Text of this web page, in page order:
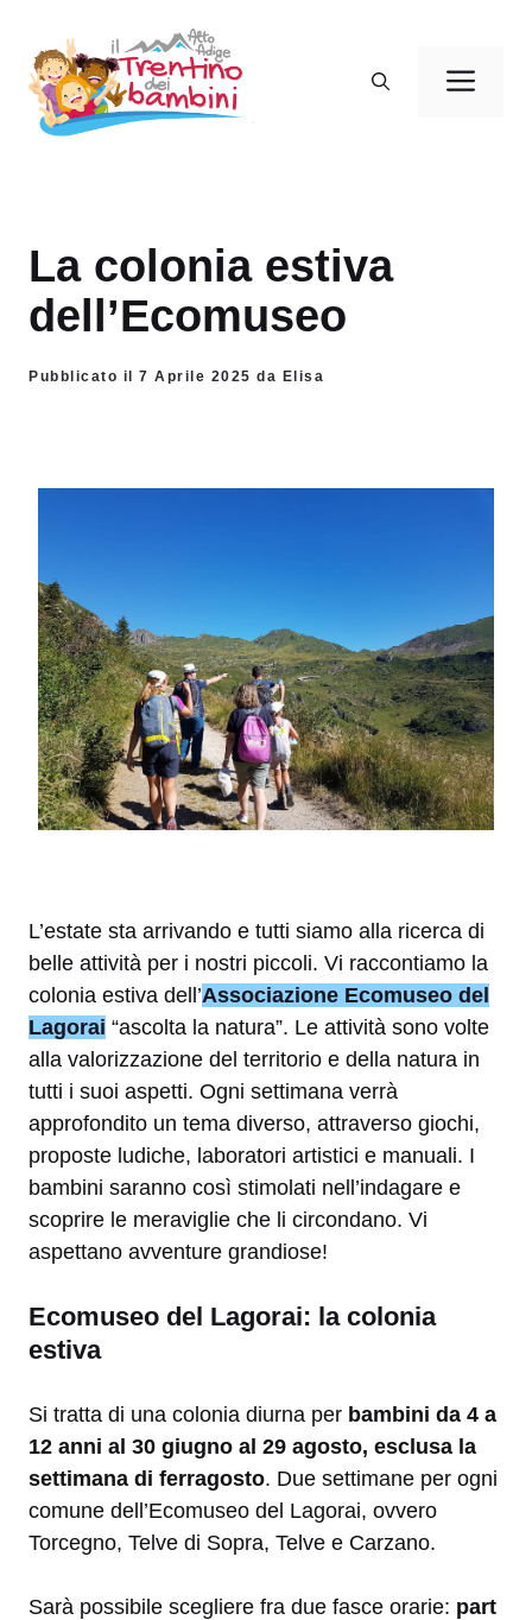
contenuto
La colonia estiva
dell’Ecomuseo
Pubblicato il 7 Aprile 2025 da Elisa
L’estate sta arrivando e tutti siamo alla ricerca di
belle attività per i nostri piccoli. Vi raccontiamo la
colonia estiva dell’Associazione Ecomuseo del
Lagorai “ascolta la natura”. Le attività sono volte
alla valorizzazione del territorio e della natura in
tutti i suoi aspetti. Ogni settimana verrà
approfondito un tema diverso, attraverso giochi,
proposte ludiche, laboratori artistici e manuali. I
bambini saranno così stimolati nell’indagare e
scoprire le meraviglie che li circondano. Vi
aspettano avventure grandiose!
Ecomuseo del Lagorai: la colonia
estiva
Si tratta di una colonia diurna per bambini da 4 a
12 anni al 30 giugno al 29 agosto, esclusa la
settimana di ferragosto. Due settimane per ogni
comune dell’Ecomuseo del Lagorai, ovvero
Torcegno, Telve di Sopra, Telve e Carzano.
Sarà possibile scegliere fra due fasce orarie: part